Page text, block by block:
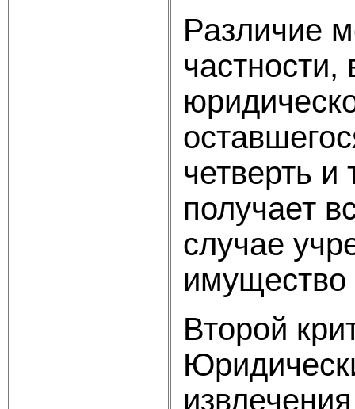
Различие
четверть
получает
случае
имущество
Второй